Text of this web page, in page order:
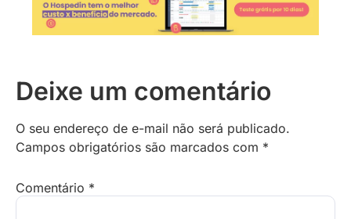
Deixe um comentário
O seu endereço de e-mail não será publicado.
Campos obrigatórios são marcados com *
Comentário *